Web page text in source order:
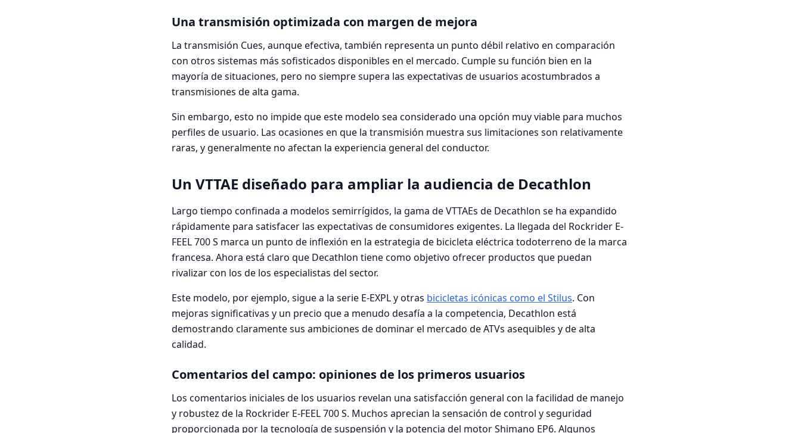
Una transmisión optimizada con margen de mejora
La transmisión Cues, aunque efectiva, también representa un punto débil relativo en comparación
con otros sistemas más sofisticados disponibles en el mercado. Cumple su función bien en la
mayoría de situaciones, pero no siempre supera las expectativas de usuarios acostumbrados a
transmisiones de alta gama.
Sin embargo, esto no impide que este modelo sea considerado una opción muy viable para muchos
perfiles de usuario. Las ocasiones en que la transmisión muestra sus limitaciones son relativamente
raras, y generalmente no afectan la experiencia general del conductor.
Un VTTAE diseñado para ampliar la audiencia de Decathlon
Largo tiempo confinada a modelos semirrígidos, la gama de VTTAEs de Decathlon se ha expandido
rápidamente para satisfacer las expectativas de consumidores exigentes. La llegada del Rockrider E-
FEEL 700 S marca un punto de inflexión en la estrategia de bicicleta eléctrica todoterreno de la marca
francesa. Ahora está claro que Decathlon tiene como objetivo ofrecer productos que puedan
rivalizar con los de los especialistas del sector.
Este modelo, por ejemplo, sigue a la serie E-EXPL y otras bicicletas icónicas como el Stilus. Con
mejoras significativas y un precio que a menudo desafía a la competencia, Decathlon está
demostrando claramente sus ambiciones de dominar el mercado de ATVs asequibles y de alta
calidad.
Comentarios del campo: opiniones de los primeros usuarios
Los comentarios iniciales de los usuarios revelan una satisfacción general con la facilidad de manejo
y robustez de la Rockrider E-FEEL 700 S. Muchos aprecian la sensación de control y seguridad
proporcionada por la tecnología de suspensión y la potencia del motor Shimano EP6. Algunos